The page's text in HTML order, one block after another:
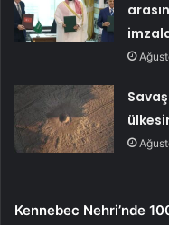
Kennebec Nehri’nde